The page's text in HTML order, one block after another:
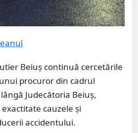
Beiuș continuă cercetările
procuror din cadrul
Judecătoria Beiuș,
cauzele și
accidentului.